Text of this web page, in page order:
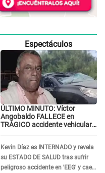
Espectáculos
ÚLTIMO MINUTO: Víctor
Angobaldo FALLECE en
TRÁGICO accidente vehicular
Kevin Díaz es INTERNADO y revela
su ESTADO DE SALUD tras sufrir
peligroso accidente en 'EEG' y caer